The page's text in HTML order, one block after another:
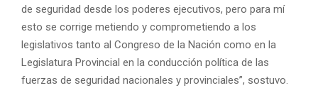
de seguridad desde los poderes ejecutivos, pero para mí
esto se corrige metiendo y comprometiendo a los
legislativos tanto al Congreso de la Nación como en la
Legislatura Provincial en la conducción política de las
fuerzas de seguridad nacionales y provinciales”, sostuvo.